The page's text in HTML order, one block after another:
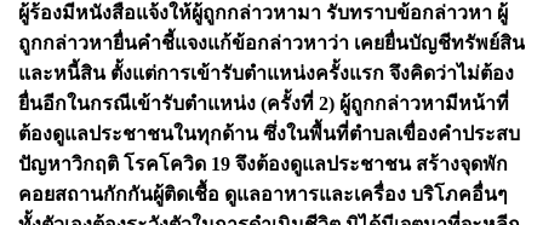
ผู้ร้องมีหนังสือแจ้งให้ผู้ถูกกล่าวหามา รับทราบข้อกล่าวหา ผู้
ถูกกล่าวหายื่นคําชี้แจงแก้ข้อกล่าวหาว่า เคยยื่นบัญชีทรัพย์สิน
และหนี้สิน ตั้งแต่การเข้ารับตําแหน่งครั้งแรก จึงคิดว่าไม่ต้อง
ยื่นอีกในกรณีเข้ารับตําแหน่ง (ครั้งที่ 2) ผู้ถูกกล่าวหามีหน้าที่
ต้องดูแลประชาชนในทุกด้าน ซึ่งในพื้นที่ตําบลเขื่องคําประสบ
ปัญหาวิกฤติ โรคโควิด 19 จึงต้องดูแลประชาชน สร้างจุดพัก
คอยสถานกักกันผู้ติดเชื้อ ดูแลอาหารและเครื่อง บริโภคอื่นๆ